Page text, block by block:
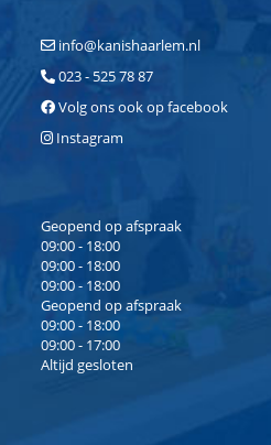
info@kanishaarlem.nl
023 - 525 78 87
Volg ons ook op facebook
Instagram
Geopend op afspraak
09:00 - 18:00
09:00 - 18:00
09:00 - 18:00
Geopend op afspraak
09:00 - 18:00
09:00 - 17:00
Altijd gesloten